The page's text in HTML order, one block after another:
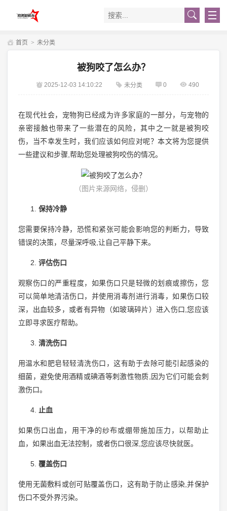
首页 > 未分类
被狗咬了怎么办？
2025-12-03 14:10:22 未分类 0 490
在现代社会，宠物狗已经成为许多家庭的一部分，与宠物的
亲密接触也带来了一些潜在的风险，其中之一就是被狗咬
伤，当不幸发生时，我们应该如何应对呢？本文将为您提供
一些建议和步骤,帮助您处理被狗咬伤的情况。
（图片来源网络，侵删）
保持冷静
您需要保持冷静，恐慌和紧张可能会影响您的判断力，导致
错误的决策，尽量深呼吸,让自己平静下来。
评估伤口
观察伤口的严重程度，如果伤口只是轻微的划痕或擦伤，您
可以简单地清洁伤口，并使用消毒剂进行消毒，如果伤口较
深，出血较多，或者有异物（如玻璃碎片）进入伤口,您应该
立即寻求医疗帮助。
清洗伤口
用温水和肥皂轻轻清洗伤口，这有助于去除可能引起感染的
细菌，避免使用酒精或碘酒等刺激性物质,因为它们可能会刺
激伤口。
止血
如果伤口出血，用干净的纱布或绷带施加压力，以帮助止
血，如果出血无法控制，或者伤口很深,您应该尽快就医。
覆盖伤口
使用无菌敷料或创可贴覆盖伤口，这有助于防止感染,并保护
伤口不受外界污染。